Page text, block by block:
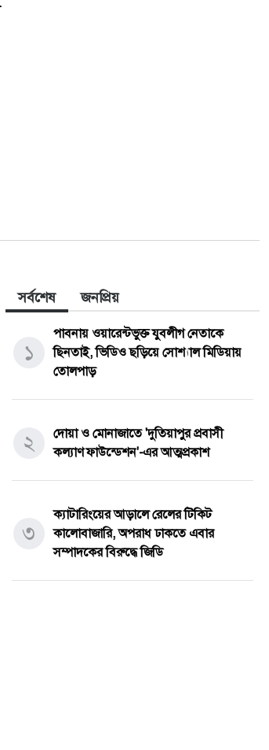
সর্বশেষ জনপ্রিয়
১
পাবনায় ওয়ারেন্টভুক্ত যুবলীগ নেতাকে
ছিনতাই, ভিডিও ছড়িয়ে সোশ্যাল মিডিয়ায়
তোলপাড়
২
দোয়া ও মোনাজাতে 'দুতিয়াপুর প্রবাসী
কল্যাণ ফাউন্ডেশন'-এর আত্মপ্রকাশ
৩
ক্যাটারিংয়ের আড়ালে রেলের টিকিট
কালোবাজারি, অপরাধ ঢাকতে এবার
সম্পাদকের বিরুদ্ধে জিডি